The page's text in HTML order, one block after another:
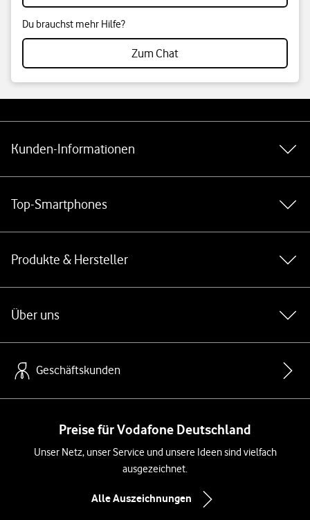
Du brauchst mehr Hilfe?
Zum Chat
Kunden-Informationen
Top-Smartphones
Produkte & Hersteller
Über uns
Geschäftskunden
Preise für Vodafone Deutschland
Unser Netz, unser Service und unsere Ideen sind vielfach
ausgezeichnet.
Alle Auszeichnungen